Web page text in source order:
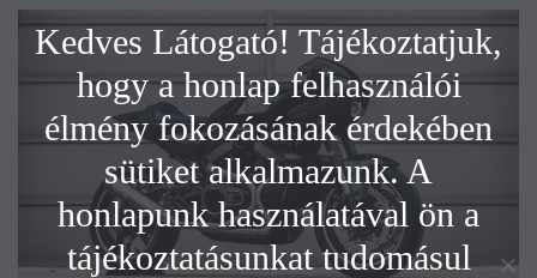
Kedves Látogató! Tájékoztatjuk,
hogy a honlap felhasználói
élmény fokozásának érdekében
sütiket alkalmazunk. A
honlapunk használatával ön a
tájékoztatásunkat tudomásul